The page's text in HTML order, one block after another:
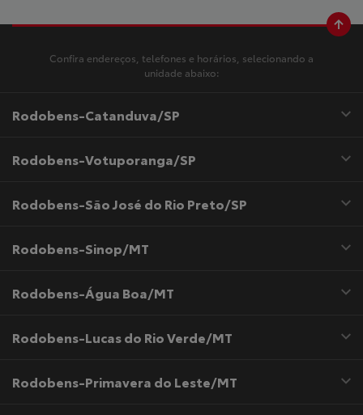
Confira endereços, telefones e horários, selecionando a
unidade abaixo:
Rodobens-Catanduva/SP
Rodobens-Votuporanga/SP
Rodobens-São José do Rio Preto/SP
Rodobens-Sinop/MT
Rodobens-Água Boa/MT
Rodobens-Lucas do Rio Verde/MT
Rodobens-Primavera do Leste/MT